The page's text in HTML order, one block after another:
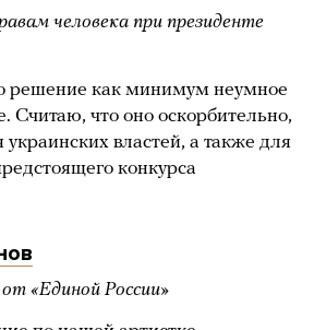
человека при президенте
решение как минимум неумное
Считаю, что оно оскорбительно,
властей, а также для
конкурса
«Единой России»